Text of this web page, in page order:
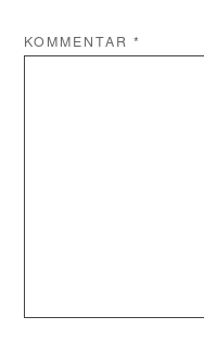
KOMMENTAR*